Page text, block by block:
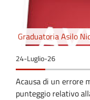
Graduatoria Asilo
24-Luglio-26
Acausa di un errore
punteggio relativo